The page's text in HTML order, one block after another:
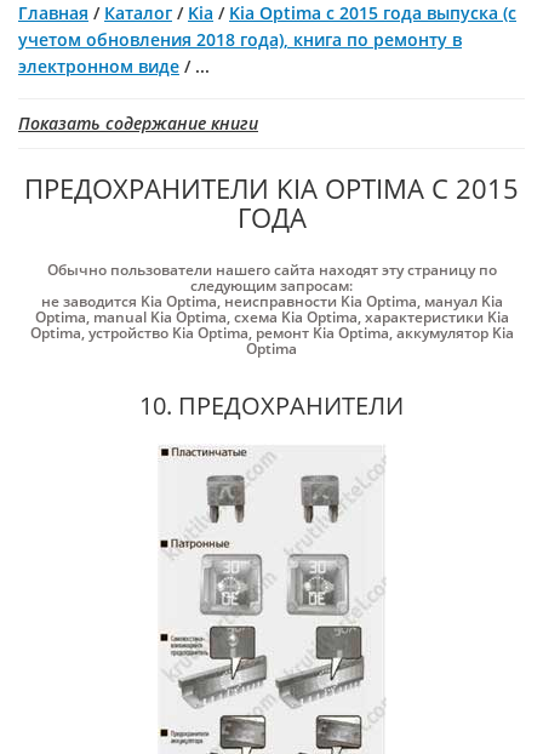
Главная / Каталог / Kia / Kia Optima с 2015 года выпуска (с
учетом обновления 2018 года), книга по ремонту в
электронном виде / ...
Показать содержание книги
ПРЕДОХРАНИТЕЛИ KIA OPTIMA С 2015
ГОДА
Обычно пользователи нашего сайта находят эту страницу по
следующим запросам:
не заводится Kia Optima,неисправности Kia Optima, мануал Kia
Optima, manual Kia Optima,схема Kia Optima,характеристики Kia
Optima,устройство Kia Optima, ремонт Kia Optima,аккумулятор Kia
Optima
10. ПРЕДОХРАНИТЕЛИ